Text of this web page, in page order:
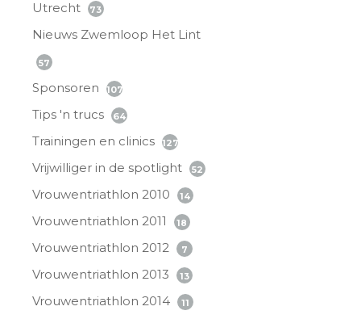
Utrecht
73
Nieuws Zwemloop Het Lint
57
Sponsoren 107
Tips 'n trucs 64
Trainingen en clinics 127
Vrijwilliger in de spotlight 52
Vrouwentriathlon 2010 14
Vrouwentriathlon 2011 18
Vrouwentriathlon 2012 7
Vrouwentriathlon 2013 13
Vrouwentriathlon 2014 11